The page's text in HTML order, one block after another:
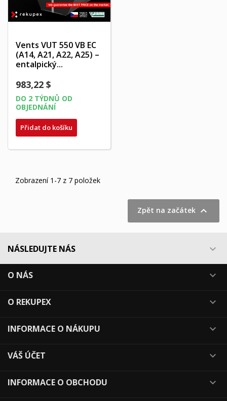
Vents VUT 550 VB EC
(A14, A21, A22, A25) –
entalpický...
983,22 $
DO 2 TÝDNŮ OD
OBJEDNÁNÍ
Přidat do košíku
Zobrazení 1-7 z 7 položek
Zpět na začátek 
NÁSLEDUJTE NÁS 
O NÁS 
O REKUPEX 
INFORMACE O NÁKUPU 
VÁŠ ÚČET 
INFORMACE O OBCHODU 